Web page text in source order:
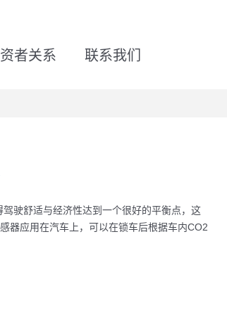
者关系 联系我们
驶舒适与经济性达到一个很好的平衡点，这
器应用在汽车上，可以在锁车后根据车内CO2